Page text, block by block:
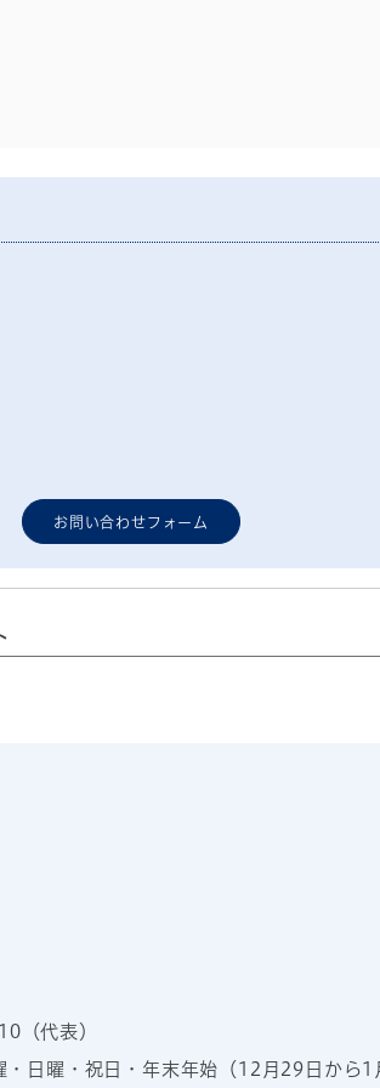
お問い合わせフォーム
（代表）
・日曜・祝日・年末年始（12月29日から1